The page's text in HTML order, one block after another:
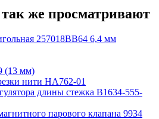
же просматривают
257018ВB64 6,4 мм
(13 мм)
нити HA762-01
длины стежка B1634-555-
парового клапана 9934